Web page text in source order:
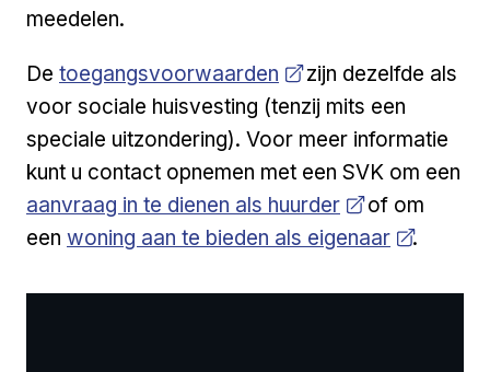
meedelen.
De Open a new venster
toegangsvoorwaarden
zijn dezelfde als
voor sociale huisvesting (tenzij mits een
speciale uitzondering). Voor meer informatie
kunt u contact opnemen met een SVK om een
Open a new venster
aanvraag in te dienen als huurder
of om
een Open a new venster
woning aan te bieden als eigenaar .